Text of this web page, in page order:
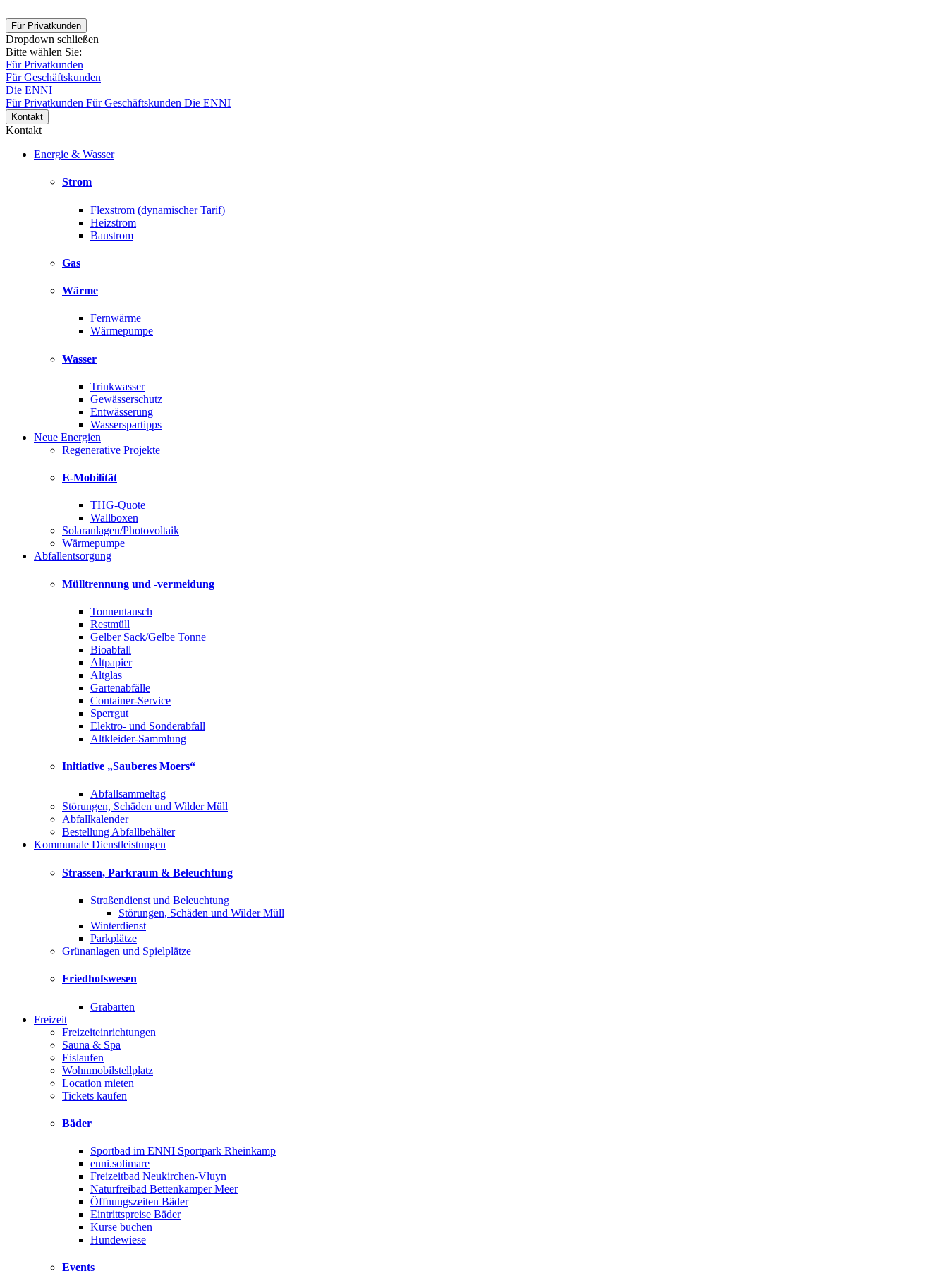
Für Privatkunden
Dropdown schließen
Bitte wählen Sie:
Für Privatkunden
Für Geschäftskunden
Die ENNI
Für Privatkunden Für Geschäftskunden Die ENNI
Kontakt
Kontakt
Energie & Wasser
Strom
Flexstrom (dynamischer Tarif)
Heizstrom
Baustrom
Gas
Wärme
Fernwärme
Wärmepumpe
Wasser
Trinkwasser
Gewässerschutz
Entwässerung
Wasserspartipps
Neue Energien
Regenerative Projekte
E-Mobilität
THG-Quote
Wallboxen
Solaranlagen/Photovoltaik
Wärmepumpe
Abfallentsorgung
Mülltrennung und -vermeidung
Tonnentausch
Restmüll
Gelber Sack/Gelbe Tonne
Bioabfall
Altpapier
Altglas
Gartenabfälle
Container-Service
Sperrgut
Elektro- und Sonderabfall
Altkleider-Sammlung
Initiative „Sauberes Moers“
Abfallsammeltag
Störungen, Schäden und Wilder Müll
Abfallkalender
Bestellung Abfallbehälter
Kommunale Dienstleistungen
Strassen, Parkraum & Beleuchtung
Straßendienst und Beleuchtung
Störungen, Schäden und Wilder Müll
Winterdienst
Parkplätze
Grünanlagen und Spielplätze
Friedhofswesen
Grabarten
Freizeit
Freizeiteinrichtungen
Sauna & Spa
Eislaufen
Wohnmobilstellplatz
Location mieten
Tickets kaufen
Bäder
Sportbad im ENNI Sportpark Rheinkamp
enni.solimare
Freizeitbad Neukirchen-Vluyn
Naturfreibad Bettenkamper Meer
Öffnungszeiten Bäder
Eintrittspreise Bäder
Kurse buchen
Hundewiese
Events